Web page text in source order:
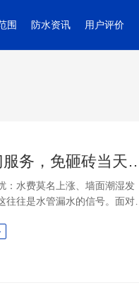
围 防水资讯 用户评价
深圳水管漏水维修上门服
：水费莫名上涨、墙面潮湿发
往是水管漏水的信号。面对
。其实，深圳水管漏水维修上
径。 防补大师（OKmaster）
团队施工经验丰富，技术扎实